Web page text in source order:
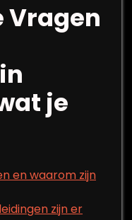
Vragen
je
en waarom zijn
zijn er